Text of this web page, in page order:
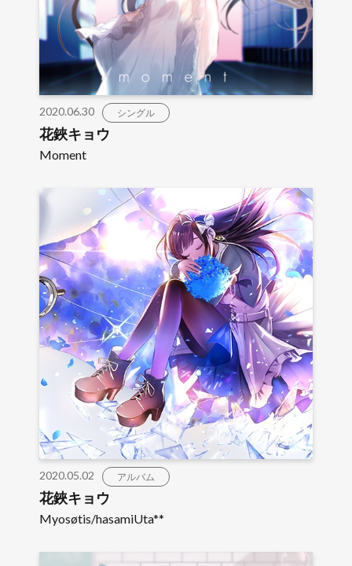
2020.06.30 シングル
花鋏キョウ
Moment
2020.05.02 アルバム
花鋏キョウ
Myosøtis/hasamiUta**